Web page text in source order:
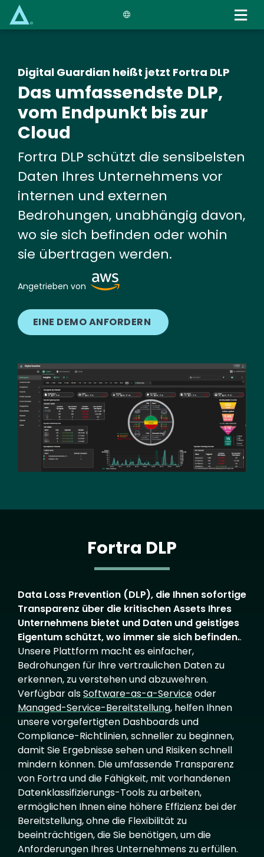
Digital Guardian heißt jetzt Fortra DLP
Das umfassendste DLP,
vom Endpunkt bis zur
Cloud
Fortra DLP schützt die sensibelsten
Daten Ihres Unternehmens vor
internen und externen
Bedrohungen, unabhängig davon,
wo sie sich befinden oder wohin
sie übertragen werden.
Angetrieben von Image
EINE DEMO ANFORDERN
Image
Fortra DLP
Data Loss Prevention (DLP), die Ihnen sofortige
Transparenz über die kritischen Assets Ihres
Unternehmens bietet und Daten und geistiges
Eigentum schützt, wo immer sie sich befinden..
Unsere Plattform macht es einfacher,
Bedrohungen für Ihre vertraulichen Daten zu
erkennen, zu verstehen und abzuwehren.
Verfügbar alsSoftware-as-a-Serviceoder
Managed-Service-Bereitstellung, helfen Ihnen
unsere vorgefertigten Dashboards und
Compliance-Richtlinien, schneller zu beginnen,
damit Sie Ergebnisse sehen und Risiken schnell
mindern können. Die umfassende Transparenz
von Fortra und die Fähigkeit, mit vorhandenen
Datenklassifizierungs-Tools zu arbeiten,
ermöglichen Ihnen eine höhere Effizienz bei der
Bereitstellung, ohne die Flexibilität zu
beeinträchtigen, die Sie benötigen, um die
Anforderungen Ihres Unternehmens zu erfüllen.